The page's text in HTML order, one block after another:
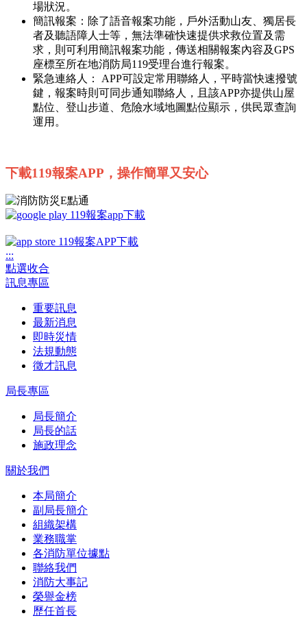
場狀況。
簡訊報案：除了語音報案功能，戶外活動山友、獨居長
者及聽語障人士等，無法準確快速提供求救位置及需
求，則可利用簡訊報案功能，傳送相關報案內容及GPS
座標至所在地消防局119受理台進行報案。
緊急連絡人： APP可設定常用聯絡人，平時當快速撥號
鍵，報案時則可同步通知聯絡人，且該APP亦提供山屋
點位、登山步道、危險水域地圖點位顯示，供民眾查詢
運用。
下載119報案APP，操作簡單又安心
:::
點選收合
訊息專區
重要訊息
最新消息
即時災情
法規動態
徵才訊息
局長專區
局長簡介
局長的話
施政理念
關於我們
本局簡介
副局長簡介
組織架構
業務職掌
各消防單位據點
聯絡我們
消防大事記
榮譽金榜
歷任首長